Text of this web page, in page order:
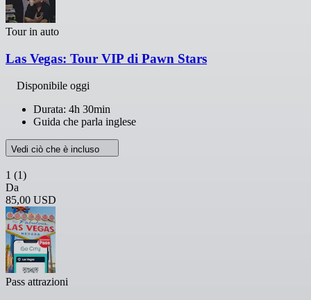
Tour in auto
Las Vegas: Tour VIP di Pawn Stars
Disponibile oggi
Durata: 4h 30min
Guida che parla inglese
Vedi ciò che è incluso
1 (1)
Da
85,00 USD
Pass attrazioni